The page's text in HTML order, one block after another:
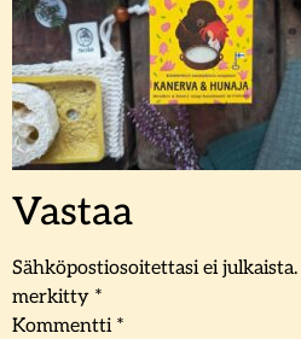
Vastaa
Sähköpostiosoitettasi ei julkaista.
merkitty *
Kommentti *